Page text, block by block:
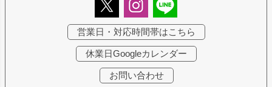
営業日・対応時間帯はこちら
休業日Googleカレンダー
お問い合わせ